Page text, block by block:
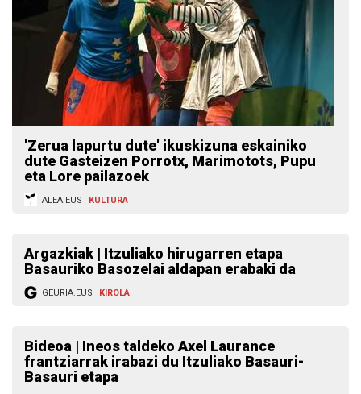
'Zerua lapurtu dute' ikuskizuna eskainiko
dute Gasteizen Porrotx, Marimotots, Pupu
eta Lore pailazoek
ALEA.EUS KULTURA
Argazkiak | Itzuliako hirugarren etapa
Basauriko Basozelai aldapan erabaki da
GEURIA.EUS KIROLA
Bideoa | Ineos taldeko Axel Laurance
frantziarrak irabazi du Itzuliako Basauri-
Basauri etapa